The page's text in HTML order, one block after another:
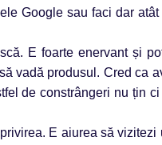
Google sau faci dar atât
E foarte enervant și
vadă produsul. Cred ca
de constrângeri nu țin
E aiurea să vizitezi